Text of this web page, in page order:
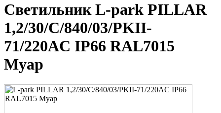
Светильник L-park PILLAR
1,2/30/С/840/03/PKII-
71/220AC IP66 RAL7015
Муар